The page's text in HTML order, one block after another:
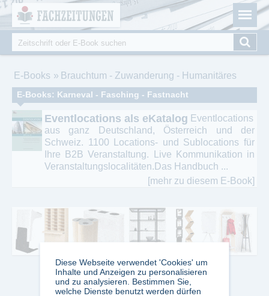
Fachzeitungen.de - Das unabhängige Portal für
Fachmagazine Fachpublikationen & eBooks
Suchformular
Suche
E-Books
Brauchtum - Zuwanderung - Humanitäres
E-Books: Karneval - Fasching - Fastnacht
Eventlocations als eKatalog Eventlocations
aus ganz Deutschland, Österreich und der
Schweiz. 1100 Locations- und Sublocations für
Ihre B2B Veranstaltung. Live Kommunikation in
Veranstaltungslocalitäten.Das Handbuch ...
[mehr zu diesem E-Book]
Cookie-Einstellungen
Diese Webseite verwendet 'Cookies' um
Inhalte und Anzeigen zu personalisieren
und zu analysieren. Bestimmen Sie,
welche Dienste benutzt werden dürfen